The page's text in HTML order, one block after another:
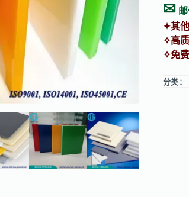
✉邮
✦其
✧高
✧免
分类：